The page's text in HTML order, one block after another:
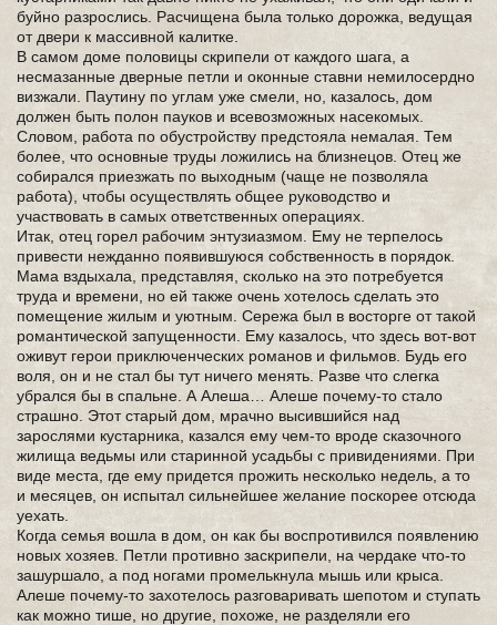
буйно разрослись. Расчищена была только дорожка, ведущая
от двери к массивной калитке.
В самом доме половицы скрипели от каждого шага, а
несмазанные дверные петли и оконные ставни немилосердно
визжали. Паутину по углам уже смели, но, казалось, дом
должен быть полон пауков и всевозможных насекомых.
Словом, работа по обустройству предстояла немалая. Тем
более, что основные труды ложились на близнецов. Отец же
собирался приезжать по выходным (чаще не позволяла
работа), чтобы осуществлять общее руководство и
участвовать в самых ответственных операциях.
Итак, отец горел рабочим энтузиазмом. Ему не терпелось
привести нежданно появившуюся собственность в порядок.
Мама вздыхала, представляя, сколько на это потребуется
труда и времени, но ей также очень хотелось сделать это
помещение жилым и уютным. Сережа был в восторге от такой
романтической запущенности. Ему казалось, что здесь вот-вот
оживут герои приключенческих романов и фильмов. Будь его
воля, он и не стал бы тут ничего менять. Разве что слегка
убрался бы в спальне. А Алеша… Алеше почему-то стало
страшно. Этот старый дом, мрачно высившийся над
зарослями кустарника, казался ему чем-то вроде сказочного
жилища ведьмы или старинной усадьбы с привидениями. При
виде места, где ему придется прожить несколько недель, а то
и месяцев, он испытал сильнейшее желание поскорее отсюда
уехать.
Когда семья вошла в дом, он как бы воспротивился появлению
новых хозяев. Петли противно заскрипели, на чердаке что-то
зашуршало, а под ногами промелькнула мышь или крыса.
Алеше почему-то захотелось разговаривать шепотом и ступать
как можно тише, но другие, похоже, не разделяли его